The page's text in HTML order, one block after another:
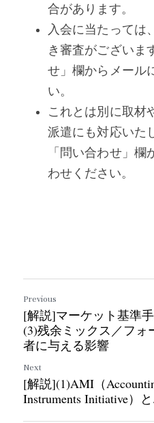
合があります。
入会に当たっては
き審査がございま
せ」欄からメール
い。
これとは別に取材
派遣にも対応いた
「問い合わせ」
わせください。
Previous
[解説]マーケット基準
(3)残余ミックス／フォ
者に与える影響
Next
[解説](1)AMI（
Instruments Initiative）